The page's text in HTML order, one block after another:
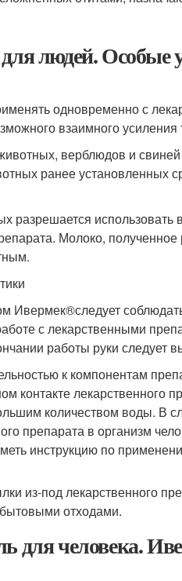
людей. Особые
одновременно с
взаимного усиления
верблюдов и
ранее установленных
разрешается
Молоко,
Ивермек®следует
с лекарственными
работы руки следует
к компонентам
контакте лекарственного
количеством воды. В
препарата в организм
инструкцию по
из-под лекарственного
отходами.
для человека.